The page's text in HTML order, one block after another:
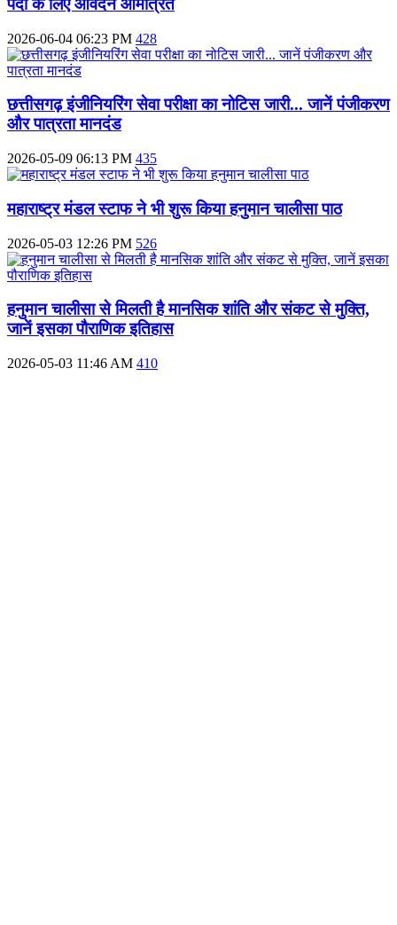
पदों के लिए आवेदन आमंत्रित
2026-06-04 06:23 PM 428
छत्तीसगढ़ इंजीनियरिंग सेवा परीक्षा का नोटिस जारी... जानें पंजीकरण
और पात्रता मानदंड
2026-05-09 06:13 PM 435
महाराष्ट्र मंडल स्टाफ ने भी शुरू किया हनुमान चालीसा पाठ
2026-05-03 12:26 PM 526
हनुमान चालीसा से मिलती है मानसिक शांति और संकट से मुक्ति,
जानें इसका पौराणिक इतिहास
2026-05-03 11:46 AM 410